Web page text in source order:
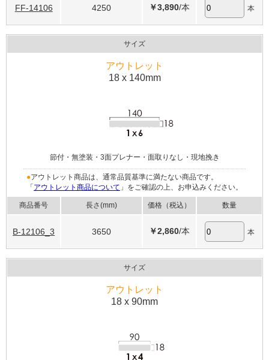
FF-14106 4250 ￥3,890/本 本
サイズ
アウトレット
18 x 140mm
節付・無塗装・3面プレナー・面取りなし・現地挽き
●アウトレット商品は、通常品質基準に満たない商品です。
「 アウトレット商品について 」をご確認の上、お申込みください。
商品番号 長さ(mm) 価格（税込） 数量
B-12106_3 3650 ￥2,860/本 本
サイズ
アウトレット
18 x 90mm